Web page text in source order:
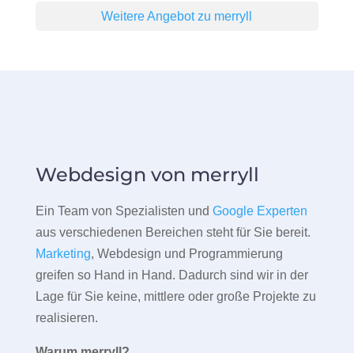
Weitere Angebot zu merryll
Webdesign von merryll
Ein Team von Spezialisten und Google Experten
aus verschiedenen Bereichen steht für Sie bereit.
Marketing, Webdesign und Programmierung
greifen so Hand in Hand. Dadurch sind wir in der
Lage für Sie keine, mittlere oder große Projekte zu
realisieren.